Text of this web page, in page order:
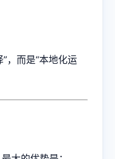
，而是“本地化运